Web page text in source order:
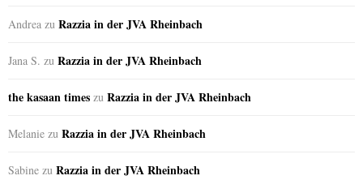
Andrea zu Razzia in der JVA Rheinbach
Jana S. zu Razzia in der JVA Rheinbach
the kasaan times zu Razzia in der JVA Rheinbach
Melanie zu Razzia in der JVA Rheinbach
Sabine zu Razzia in der JVA Rheinbach